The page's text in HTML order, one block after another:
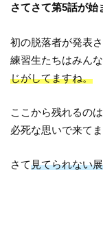
さてさて第5話が始
初の脱落者が発表
練習生たちはみん
じがしてますね。
ここから残れるの
必死な思いで来てま
さて見てられない